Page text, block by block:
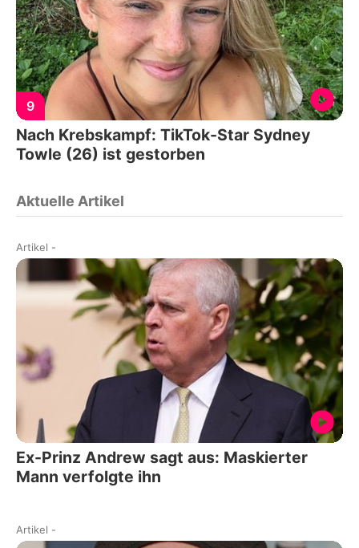
9
Nach Krebskampf: TikTok-Star Sydney
Towle (26) ist gestorben
Aktuelle Artikel
Artikel -
Ex-Prinz Andrew sagt aus: Maskierter
Mann verfolgte ihn
Artikel -